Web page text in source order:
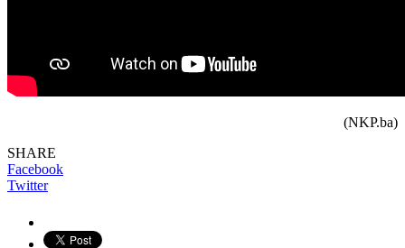
(NKP.ba)
SHARE
Facebook
Twitter